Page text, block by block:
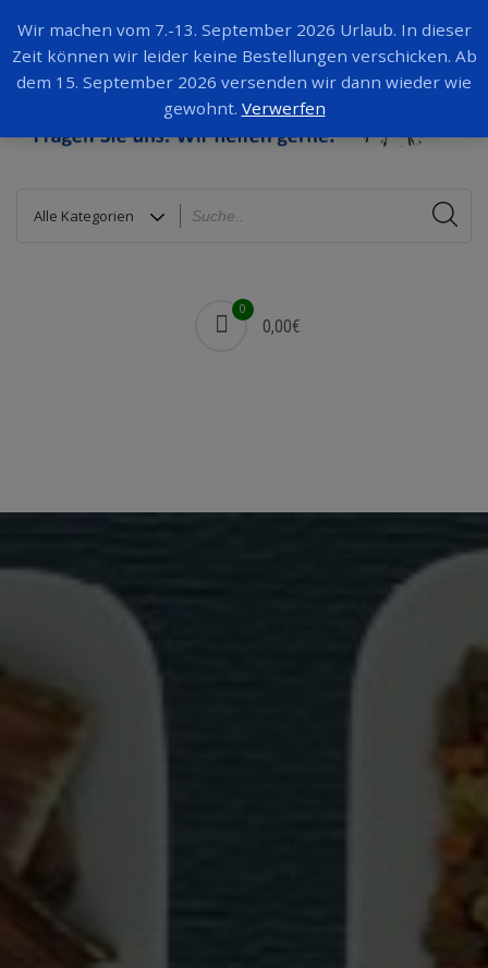
0
0,00€
Wir machen vom 7.-13. September 2026 Urlaub. In dieser
Zeit können wir leider keine Bestellungen verschicken. Ab
dem 15. September 2026 versenden wir dann wieder wie
gewohnt. Verwerfen